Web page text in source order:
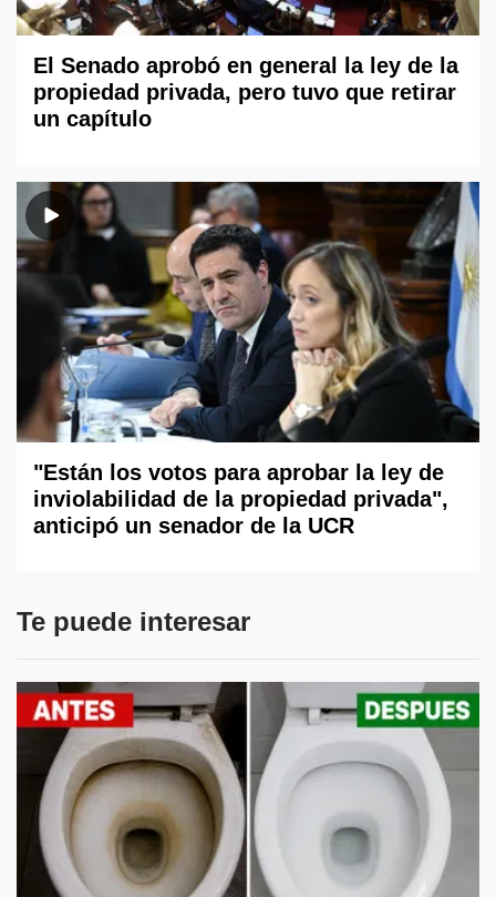
El Senado aprobó en general la ley de la
propiedad privada, pero tuvo que retirar
un capítulo
"Están los votos para aprobar la ley de
inviolabilidad de la propiedad privada",
anticipó un senador de la UCR
Te puede interesar